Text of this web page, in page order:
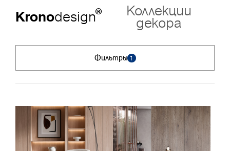
Kronodesign® Коллекции
декора
Фильтры 1